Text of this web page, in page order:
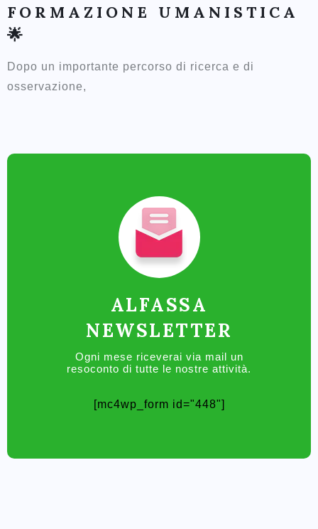
FORMAZIONE UMANISTICA
🌟
Dopo un importante percorso di ricerca e di
osservazione,
ALFASSA
NEWSLETTER
Ogni mese riceverai via mail un
resoconto di tutte le nostre attività.
[mc4wp_form id="448"]